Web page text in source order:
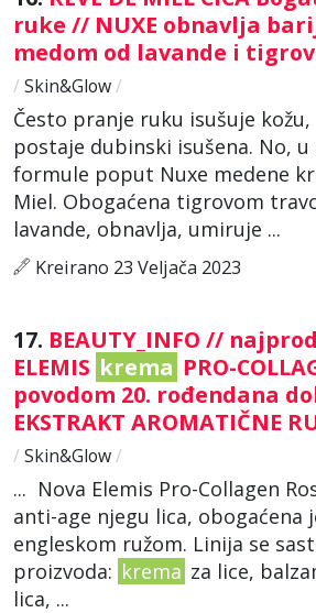
ruke // NUXE obnavlja
medom od lavande i
/ Skin&Glow/
Često pranje ruku isušuje
postaje dubinski isušena. No, u
formule poput Nuxe medene
Miel. Obogaćena tigrovom
lavande, obnavlja, umiruje ...
Kreirano 23 Veljača 2023
17. BEAUTY_INFO //
ELEMIS krema PRO-
povodom 20. rođendana
EKSTRAKT AROMATIČNE
/ Skin&Glow/
... Nova Elemis Pro-Collagen
anti-age njegu lica, obogaćena
engleskom ružom. Linija se
proizvoda: krema za lice,
lica, ...